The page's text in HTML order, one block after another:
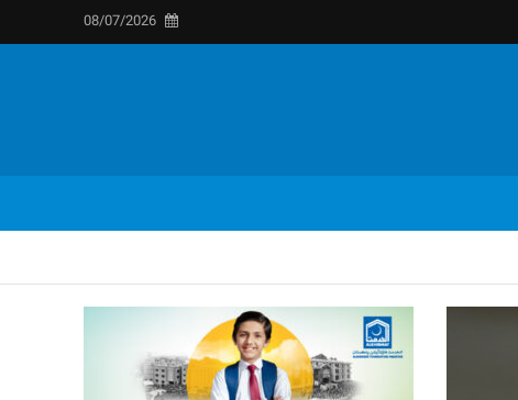
08/07/2026